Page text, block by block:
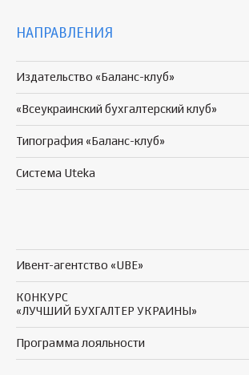
НАПРАВЛЕНИЯ
Издательство «Баланс-клуб»
«Всеукраинский бухгалтерский клуб»
Типография «Баланс-клуб»
Система Uteka
Ивент-агентство «UBE»
КОНКУРС
«ЛУЧШИЙ БУХГАЛТЕР УКРАИНЫ»
Программа лояльности